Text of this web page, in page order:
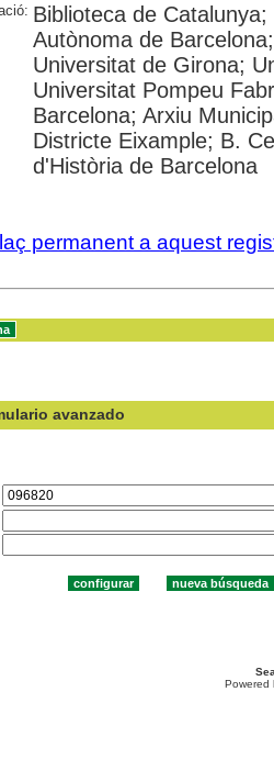
Biblioteca de
Autònoma de
Universitat de Girona;
Universitat Pompeu
Barcelona; Arxiu
Districte Eixample; B.
d'Història de Barcelona
permanent a aquest
avanzado